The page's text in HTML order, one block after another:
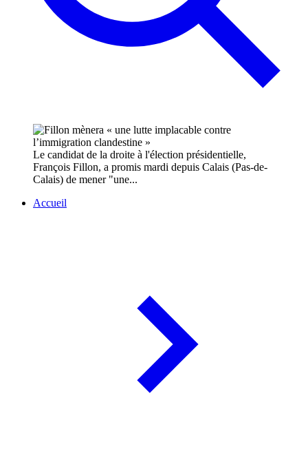
Le candidat de la droite à l'élection présidentielle,
François Fillon, a promis mardi depuis Calais (Pas-de-
Calais) de mener "une...
Accueil